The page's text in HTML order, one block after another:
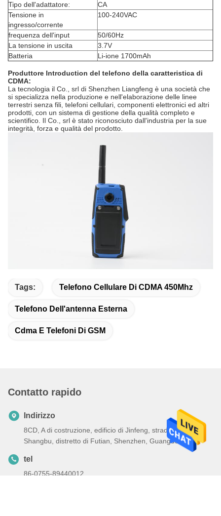
Tipo dell'adattatore:
CA
Tensione in
ingresso/corrente
100-240VAC
frequenza dell'input
50/60Hz
La tensione in uscita
3.7V
Batteria
Li-ione 1700mAh
Produttore Introduction del telefono della caratteristica di
CDMA:
La tecnologia il Co., srl di Shenzhen Liangfeng è una società che
si specializza nella produzione e nell'elaborazione delle linee
terrestri senza fili, telefoni cellulari, componenti elettronici ed altri
prodotti, con un sistema di gestione della qualità completo e
scientifico. Il Co., srl è stato riconosciuto dall'industria per la sue
integrità, forza e qualità del prodotto.
Tags: Telefono Cellulare Di CDMA 450Mhz
Telefono Dell'antenna Esterna
Cdma E Telefoni Di GSM
Contatto rapido
Indirizzo
8CD, A di costruzione, edificio di Jinfeng, strada del sud di
Shangbu, distretto di Futian, Shenzhen, Guangdong
tel
86-0755-89440012